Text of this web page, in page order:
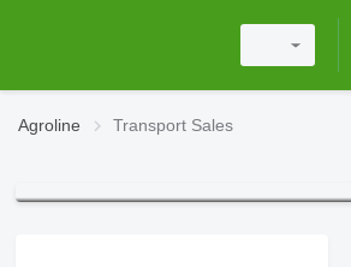
Agroline Transport Sales